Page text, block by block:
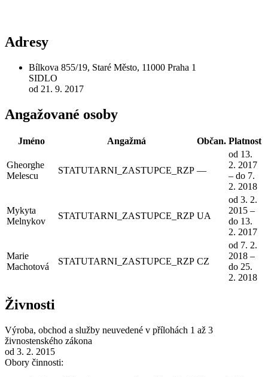
Adresy
Bílkova 855/19, Staré Město, 11000 Praha 1
SIDLO
od 21. 9. 2017
Angažované osoby
Jméno Angažmá Občan. Platnost
Gheorghe
Melescu
STATUTARNI_ZASTUPCE_RZP —
od 13.
2. 2017
– do 7.
2. 2018
Mykyta
Melnykov
STATUTARNI_ZASTUPCE_RZP UA
od 3. 2.
2015 –
do 13.
2. 2017
Marie
Machotová
STATUTARNI_ZASTUPCE_RZP CZ
od 7. 2.
2018 –
do 25.
2. 2018
Živnosti
Výroba, obchod a služby neuvedené v přílohách 1 až 3
živnostenského zákona
od 3. 2. 2015
Obory činnosti: